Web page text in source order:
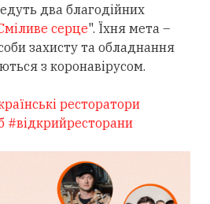
два благодійних
серце". Їхня мета –
захисту та обладнання
з коронавірусом.
ресторатори